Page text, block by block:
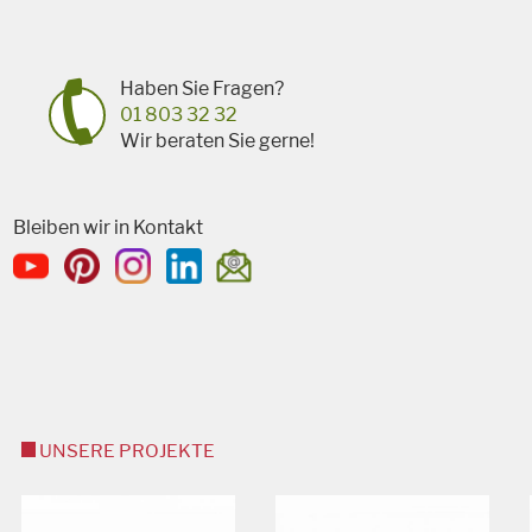
Haben Sie Fragen?
01 803 32 32
Wir beraten Sie gerne!
Bleiben wir in Kontakt
UNSERE PROJEKTE